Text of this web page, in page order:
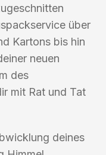
über
Kartons bis hin
neuen
des
mit Rat und Tat
deines